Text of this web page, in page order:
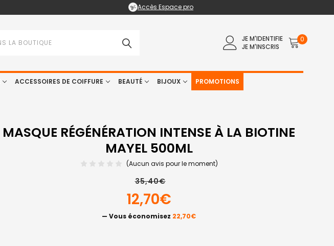
Accès Espace pro
JE M'IDENTIFIE
JE M'INSCRIS
0
ACCESSOIRES DE COIFFURE BEAUTÉ BIJOUX PROMOTIONS
MASQUE RÉGÉNÉRATION INTENSE À LA BIOTINE
MAYEL 500ML
(Aucun avis pour le moment)
35,40€
12,70€
— Vous économisez 22,70€